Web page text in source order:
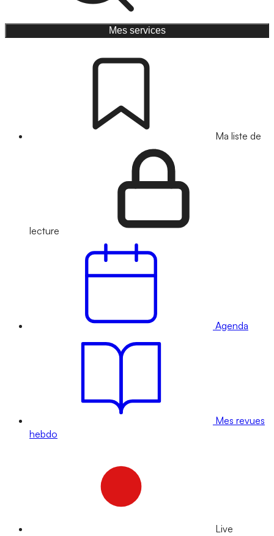
Mes services
Ma liste de
lecture
Agenda
Mes revues
hebdo
Live